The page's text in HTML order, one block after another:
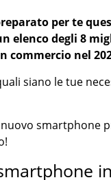
per te
elenco degli 8
commercio nel
siano le tue
smartphone
in